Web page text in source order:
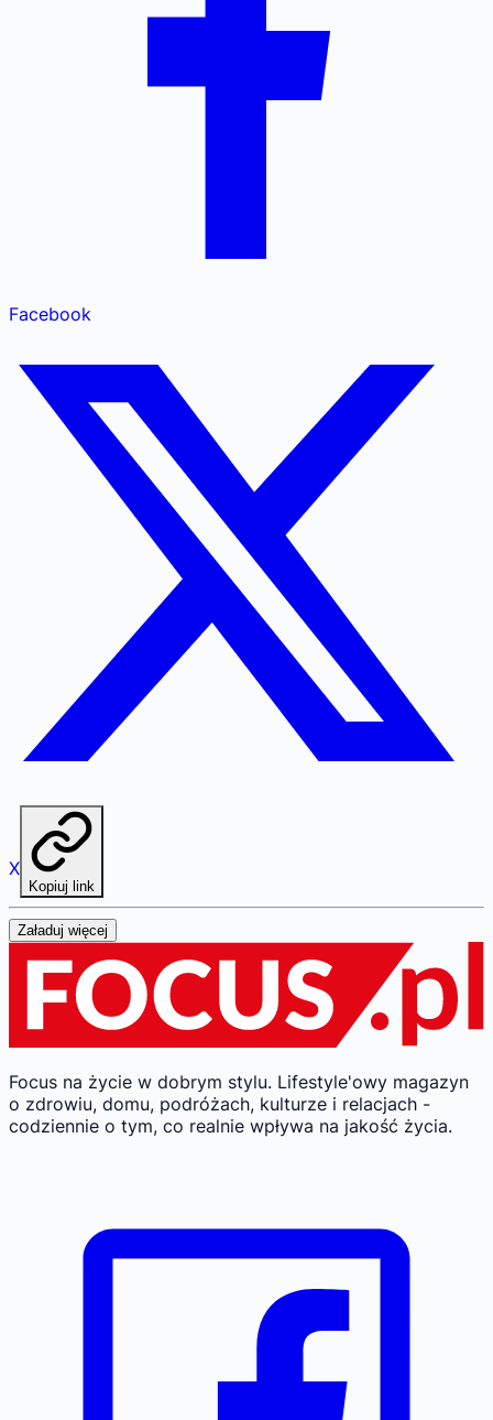
Facebook
X
Kopiuj link
Załaduj więcej
Focus na życie w dobrym stylu. Lifestyle'owy magazyn
o zdrowiu, domu, podróżach, kulturze i relacjach -
codziennie o tym, co realnie wpływa na jakość życia.